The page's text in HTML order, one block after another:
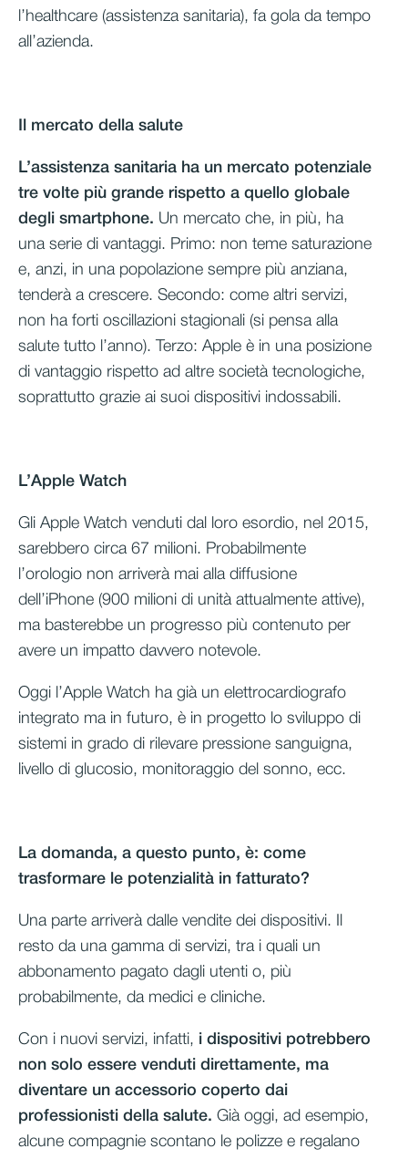
l’healthcare (assistenza sanitaria), fa gola da tempo
all’azienda.
Il mercato della salute
L’assistenza sanitaria ha un mercato potenziale
tre volte più grande rispetto a quello globale
degli smartphone. Un mercato che, in più, ha
una serie di vantaggi. Primo: non teme saturazione
e, anzi, in una popolazione sempre più anziana,
tenderà a crescere. Secondo: come altri servizi,
non ha forti oscillazioni stagionali (si pensa alla
salute tutto l’anno). Terzo: Apple è in una posizione
di vantaggio rispetto ad altre società tecnologiche,
soprattutto grazie ai suoi dispositivi indossabili.
L’Apple Watch
Gli Apple Watch venduti dal loro esordio, nel 2015,
sarebbero circa 67 milioni. Probabilmente
l’orologio non arriverà mai alla diffusione
dell’iPhone (900 milioni di unità attualmente attive),
ma basterebbe un progresso più contenuto per
avere un impatto davvero notevole.
Oggi l’Apple Watch ha già un elettrocardiografo
integrato ma in futuro, è in progetto lo sviluppo di
sistemi in grado di rilevare pressione sanguigna,
livello di glucosio, monitoraggio del sonno, ecc.
La domanda, a questo punto, è: come
trasformare le potenzialità in fatturato?
Una parte arriverà dalle vendite dei dispositivi. Il
resto da una gamma di servizi, tra i quali un
abbonamento pagato dagli utenti o, più
probabilmente, da medici e cliniche.
Con i nuovi servizi, infatti, i dispositivi potrebbero
non solo essere venduti direttamente, ma
diventare un accessorio coperto dai
professionisti della salute. Già oggi, ad esempio,
alcune compagnie scontano le polizze e regalano